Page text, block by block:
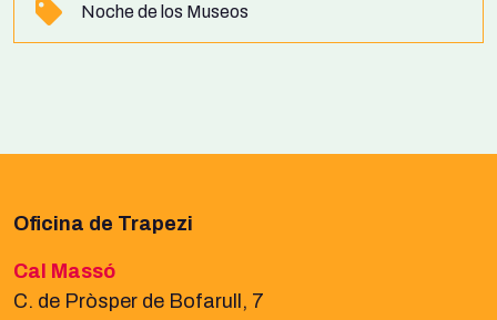
Noche de los Museos
Oficina de Trapezi
Cal Massó
C. de Pròsper de Bofarull, 7